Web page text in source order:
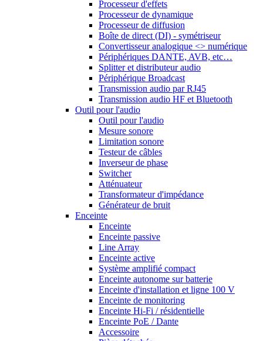
Processeur d'effets
Processeur de dynamique
Processeur de diffusion
Boîte de direct (DI) - symétriseur
Convertisseur analogique <> numérique
Périphériques DANTE, AVB, etc…
Splitter et distributeur audio
Périphérique Broadcast
Transmission audio par RJ45
Transmission audio HF et Bluetooth
Outil pour l'audio
Outil pour l'audio
Mesure sonore
Limitation sonore
Testeur de câbles
Inverseur de phase
Switcher
Atténuateur
Transformateur d'impédance
Générateur de bruit
Enceinte
Enceinte
Enceinte passive
Line Array
Enceinte active
Système amplifié compact
Enceinte autonome sur batterie
Enceinte d'installation et ligne 100 V
Enceinte de monitoring
Enceinte Hi-Fi / résidentielle
Enceinte PoE / Dante
Accessoire